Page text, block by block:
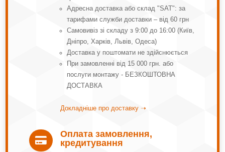
Адресна доставка або склад "SAT": за
тарифами служби доставки – від 60 грн
Самовивіз зі складу з 9:00 до 16:00 (Київ,
Дніпро, Харків, Львів, Одеса)
Доставка у поштомати не здійснюється
При замовленні від 15 000 грн. або
послуги монтажу - БЕЗКОШТОВНА
ДОСТАВКА
Докладніше про доставку ➝

Оплата замовлення,
кредитування